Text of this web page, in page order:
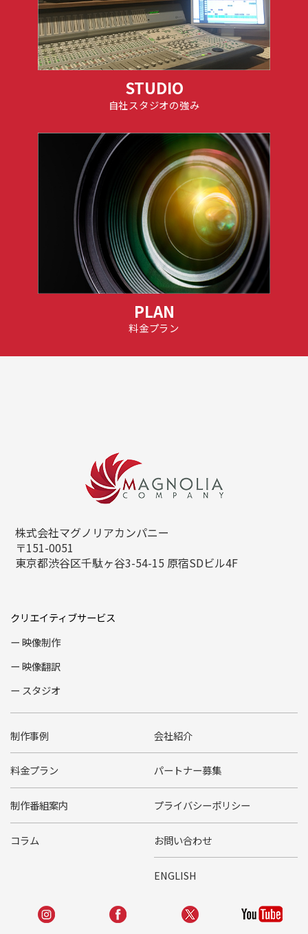
STUDIO
自社スタジオの強み
PLAN
料金プラン
株式会社マグノリアカンパニー
〒151-0051
東京都渋谷区千駄ヶ谷3-54-15 原宿SDビル4F
クリエイティブサービス
映像制作
映像翻訳
スタジオ
制作事例
料金プラン
制作番組案内
コラム
会社紹介
パートナー募集
プライバシーポリシー
お問い合わせ
ENGLISH